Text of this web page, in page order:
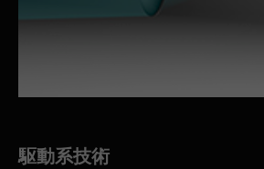
駆動系技術